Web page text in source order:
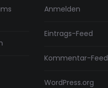
Anmelden
Eintrags-Feed
Kommentar-Feed
WordPress.org